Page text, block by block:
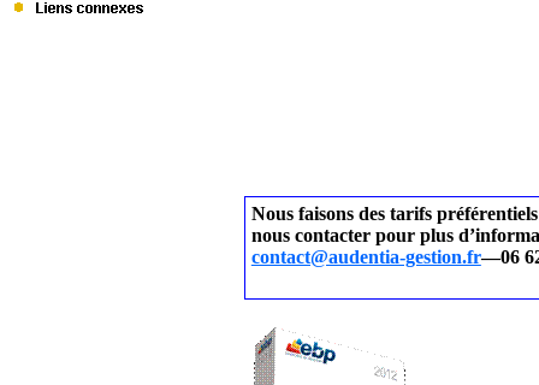
Nous faisons des tarifs
nous contacter pour plus
contact@audentia-gestion.fr—06